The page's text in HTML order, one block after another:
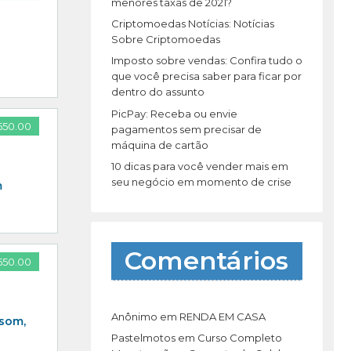
:
Criptomoedas Notícias: Notícias
Sobre Criptomoedas
Imposto sobre vendas: Confira tudo o
que você precisa saber para ficar por
dentro do assunto
PicPay: Receba ou envie
pagamentos sem precisar de
máquina de cartão
10 dicas para você vender mais em
seu negócio em momento de crise
Comentários
Anônimo em RENDA EM CASA
Pastelmotosem Curso Completo